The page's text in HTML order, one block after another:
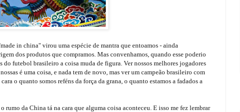
in china" virou uma espécie de mantra que entoamos - ainda
dos produtos que compramos. Mas convenhamos, quando esse poderio
futebol brasileiro a coisa muda de figura. Ver nossos melhores jogadores
é uma coisa, e nada tem de novo, mas ver um campeão brasileiro com
o quanto somos reféns da força da grana, o quanto estamos a fadados a
rumo da China tá na cara que alguma coisa aconteceu. E isso me fez lembrar